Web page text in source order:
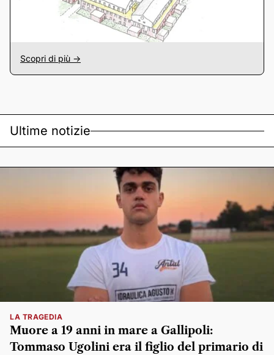
Scopri di più ->
Ultime notizie
LA TRAGEDIA
Muore a 19 anni in mare a Gallipoli:
Tommaso Ugolini era il figlio del primario di